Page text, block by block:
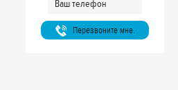
Перезвоните мне.